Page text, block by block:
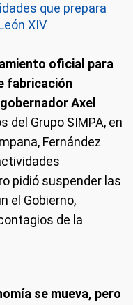
que prepara
XIV
oficial para
fabricación
Axel
del Grupo SIMPA, en
Fernández
pidió suspender las
el Gobierno,
de la
se mueva, pero